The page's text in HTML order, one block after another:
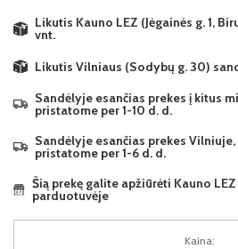
Likutis Kauno LEZ (Jėgainės g. 1,
vnt.
Likutis Vilniaus (Sodybų g. 30)
Sandėlyje esančias prekes į kitus
pristatome per 1-10 d. d.
Sandėlyje esančias prekes
pristatome per 1-6 d. d.
Šią prekę galite apžiūrėti Kauno LEZ
parduotuvėje
Kaina: